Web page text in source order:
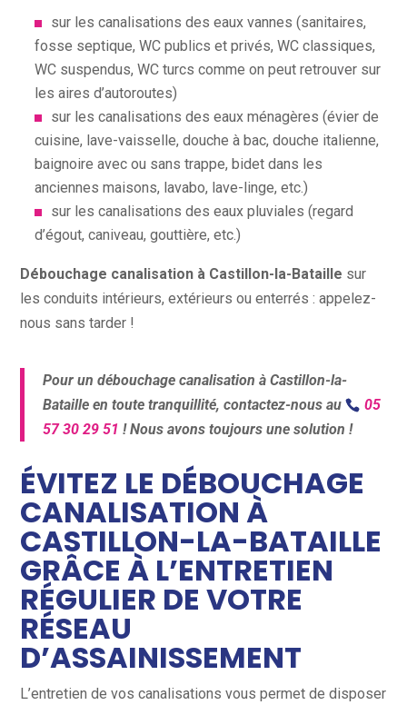
sur les canalisations des eaux vannes (sanitaires,
fosse septique, WC publics et privés, WC classiques,
WC suspendus, WC turcs comme on peut retrouver sur
les aires d’autoroutes)
sur les canalisations des eaux ménagères (évier de
cuisine, lave-vaisselle, douche à bac, douche italienne,
baignoire avec ou sans trappe, bidet dans les
anciennes maisons, lavabo, lave-linge, etc.)
sur les canalisations des eaux pluviales (regard
d’égout, caniveau, gouttière, etc.)
Débouchage canalisation à Castillon-la-Bataille sur
les conduits intérieurs, extérieurs ou enterrés : appelez-
nous sans tarder !
Pour un débouchage canalisation à Castillon-la-
Bataille en toute tranquillité, contactez-nous au
05
57 30 29 51 ! Nous avons toujours une solution !
ÉVITEZ LE DÉBOUCHAGE
CANALISATION À
CASTILLON-LA-BATAILLE
GRÂCE À L’ENTRETIEN
RÉGULIER DE VOTRE
RÉSEAU
D’ASSAINISSEMENT
L’entretien de vos canalisations vous permet de disposer